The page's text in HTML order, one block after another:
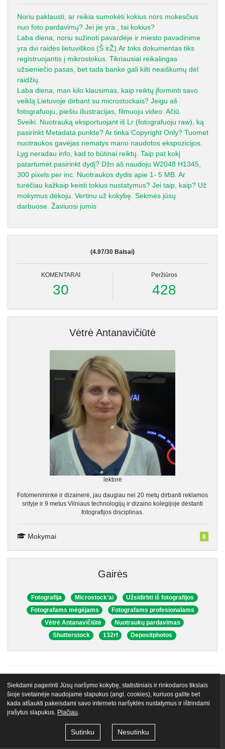
Noriu paklausti, ar reikia sumokėti kokius nors mokesčius
nuo foto pardavimų? Jei jie yra , tai kokius?
Laba diena, noriu sužinoti pavardėje ir miesto pavadinime
yra dvi raidės lietuviškos (Š irŽ).Ar toks dokumentas tiks
registruojantis į mikrostokus. Tikriausiai reikalingas
užsieniečio pasas, bet tada banke gali kilti neaiškumų dėl
raidžių.
Laba diena, man kilo klausimas, kaip reiktų įforminti savo
veiklą Lietuvoje dirbant su microstockais? Jeigu aš
fotografuoju, piešiu iliustracijas, filmuoju video. Ačiū.
Sveiki. Nuotrauką eksportuojant iš Lr (fotografuoju raw), ką
pasirinkt Metadata punkte? Ar tinka Copyright Only? Tuomet
nuotraukos gavėjas nematys mano naudotos ekspozicijos.
Lyg neradau info, kad to būtinai reiktų. Taip pat kokį
patartumėt pasirinkt dydį? Džn aš naudoju W2048 H1345,
300 pixels per inc. Nuotraukos dydis apie 1- 5 MB. Ar
turėčiau kažkaip keisti tokius nustatymus? Jei taip, kaip? Už
mokymus dėkoju. Vertinu už kokybę. Sėkmės jūsų
darbuose. Žaviuosi jumis
(4.97/30 Balsai)
KOMENTARAI
30
Peržiūros
428
Vėtrė Antanavičiūtė
lektorė
Fotomenininkė ir dizainerė, jau daugiau nei 20 metų dirbanti reklamos
srityje ir 9 metus Vilniaus technologijų ir dizaino kolegijoje dėstanti
fotografijos disciplinas.
Mokymai 8
Gairės
Fotografija Microstock’ai
Užsidirbti iš fotografijos
Fotografams mėgėjams
Fotografams profesionalams
Vėtrė Antanavičiūtė
Nuotraukų pardavimas
Shutterstock
132rf Depositphotos
VIP narystės Nemokami mokymai Apie mus Lektoriai
Atsiliepimai Tinklaraštis Egu.lt biblioteka Kontaktai
Siekdami pagerinti Jūsų naršymo kokybę, statistiniais ir rinkodaros tikslais
šioje svetainėje naudojame slapukus (angl. cookies), kuriuos galite bet
kada atšaukti pakeisdami savo interneto naršyklės nustatymus ir ištrindami
įrašytus slapukus. Plačiau
Sutinku Nesutinku